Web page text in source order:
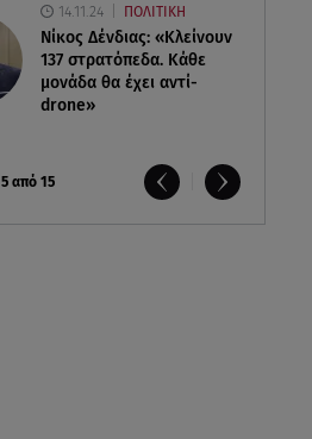
14.11.24 ΠΟΛΙΤΙΚΗ
Νίκος Δένδιας: «Κλείνουν
137 στρατόπεδα. Kάθε
μονάδα θα έχει αντί-
drone»
5 από 15